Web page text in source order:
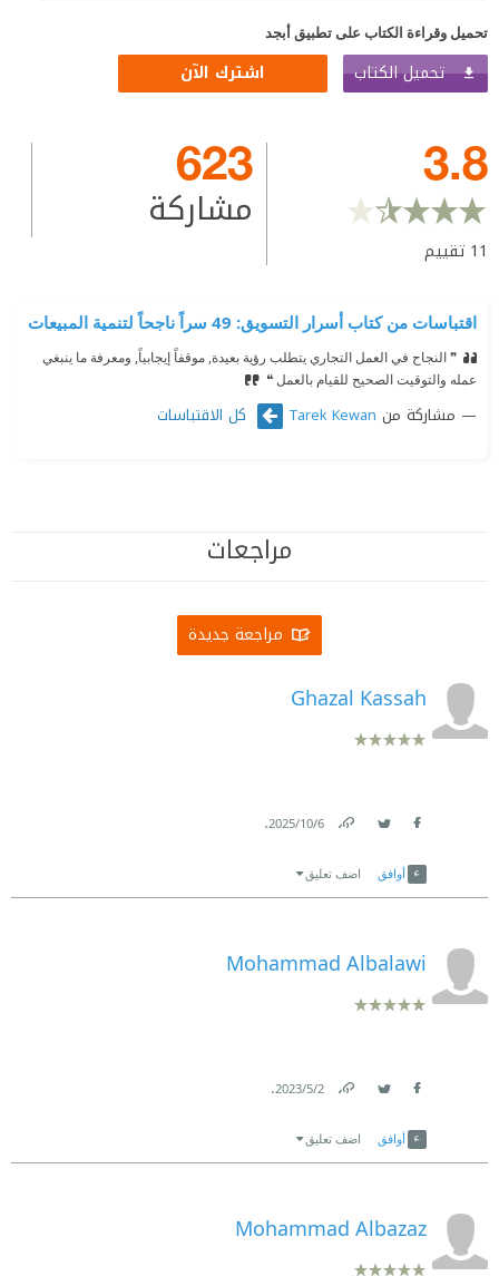
تحميل وقراءة الكتاب على تطبيق أبجد
تحميل الكتاب اشترك الآن
3.8
11 تقييم
623
مشاركة
اقتباسات من كتاب ‫أسرار التسويق: 49 سراً ناجحاً لتنمية المبيعات‬
❞ النجاح في العمل التجاري يتطلب رؤية بعيدة, موقفاً إيجابياً, ومعرفة ما ينبغي
عمله والتوقيت الصحيح للقيام بالعمل ❝
مشاركة من Tarek Kewan كل الاقتباسات
مراجعات
مراجعة جديدة
Ghazal Kassah
6‏/10‏/2025
.
أوافق اضف تعليق
Mohammad Albalawi
2‏/5‏/2023
.
أوافق اضف تعليق
Mohammad Albazaz